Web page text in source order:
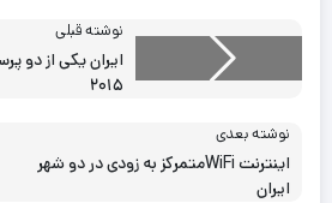
نوشته قبلی
ایران یکی از دو
۲۰۱۵
نوشته بعدی
اینترنت WiFiمتمرکز به زودی در دو شهر
ایران